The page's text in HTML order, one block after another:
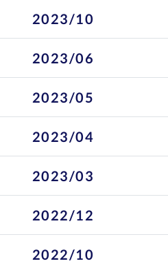
2023/10
2023/06
2023/05
2023/04
2023/03
2022/12
2022/10